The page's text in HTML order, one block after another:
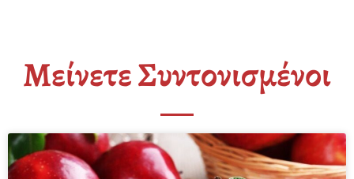
Μείνετε Συντονισμένοι